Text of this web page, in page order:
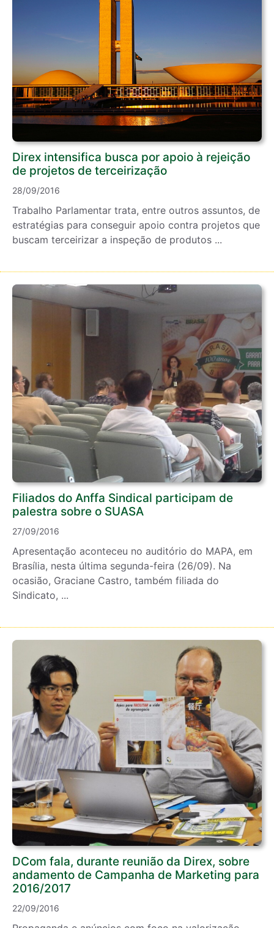
Direx intensifica busca por apoio à rejeição
de projetos de terceirização
28/09/2016
Trabalho Parlamentar trata, entre outros assuntos, de
estratégias para conseguir apoio contra projetos que
buscam terceirizar a inspeção de produtos ...
Filiados do Anffa Sindical participam de
palestra sobre o SUASA
27/09/2016
Apresentação aconteceu no auditório do MAPA, em
Brasília, nesta última segunda-feira (26/09). Na
ocasião, Graciane Castro, também filiada do
Sindicato, ...
DCom fala, durante reunião da Direx, sobre
andamento de Campanha de Marketing para
2016/2017
22/09/2016